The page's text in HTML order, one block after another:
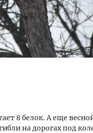
8 белок. А еще
на дорогах под